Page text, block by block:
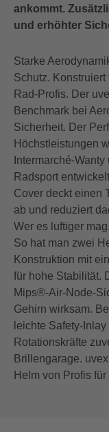
ankommt.
und erhöhter
Starke
Schutz.
Rad-Profis. Der
Benchmark bei
Sicherheit. Der
Höchstleistungen
Intermarché-
Radsport
Cover deckt einen
ab und reduziert
Wer es luftiger
So hat man zwei
Konstruktion mit
für hohe Stabilität.
Mips®-Air-Node-
Gehirn wirksam.
leichte Safety-
Rotationskräfte
Brillengarage.
Helm von Profis für